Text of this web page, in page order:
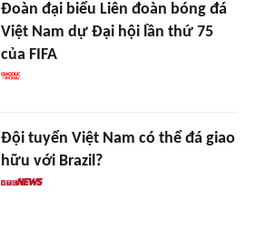
Đoàn đại biểu Liên đoàn bóng đá
Việt Nam dự Đại hội lần thứ 75
của FIFA
Đội tuyển Việt Nam có thể đá giao
hữu với Brazil?